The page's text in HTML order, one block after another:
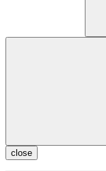
close